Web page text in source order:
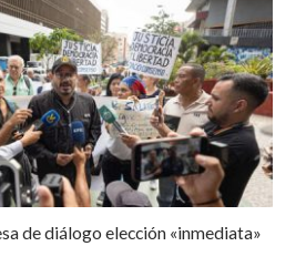
de diálogo elección «inmediata»